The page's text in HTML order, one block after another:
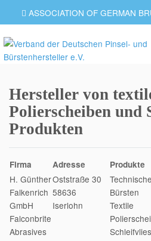
ASSOCIATION OF GERMAN
Hersteller von
Polierscheiben und
Produkten
Firma Adresse Produkte
H. Günther
Falkenrich
GmbH
Falconbrite
Abrasives
Oststraße 30
58636
Iserlohn
Technische
Bürsten
Textile